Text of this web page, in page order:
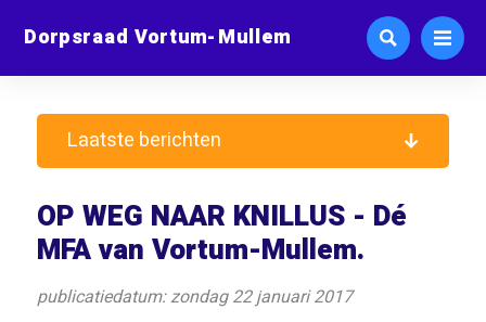
Dorpsraad Vortum-Mullem
OP WEG NAAR KNILLUS - Dé
MFA van Vortum-Mullem.
publicatiedatum: zondag 22 januari 2017
Laatste berichten